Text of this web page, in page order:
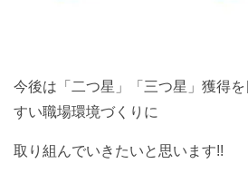
今後は「二つ星」「三つ星」獲得
すい職場環境づくりに
取り組んでいきたいと思います!!